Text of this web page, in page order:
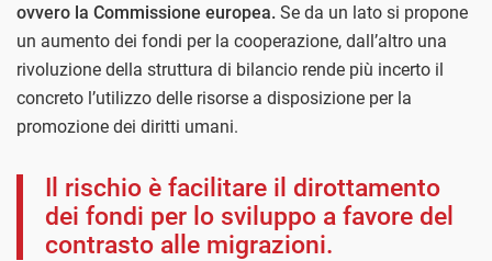
ovvero la Commissione europea. Se da un lato si propone
un aumento dei fondi per la cooperazione, dall’altro una
rivoluzione della struttura di bilancio rende più incerto il
concreto l’utilizzo delle risorse a disposizione per la
promozione dei diritti umani.
Il rischio è facilitare il dirottamento
dei fondi per lo sviluppo a favore del
contrasto alle migrazioni.